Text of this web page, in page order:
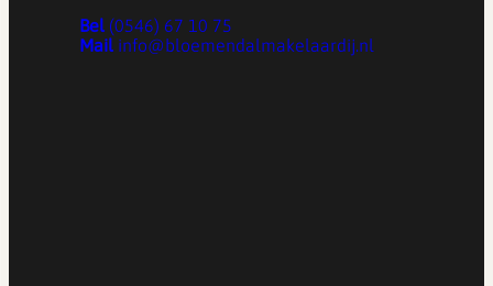
Bel (0546) 67 10 75
Mail info@bloemendalmakelaardij.nl